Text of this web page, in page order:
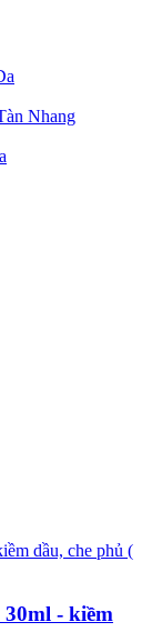
Nhang
- kiềm